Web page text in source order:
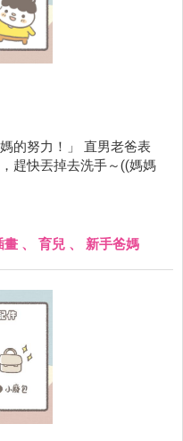
的努力！」 直男老爸表
趕快丟掉去洗手～((媽媽
畫 、 育兒 、 新手爸媽